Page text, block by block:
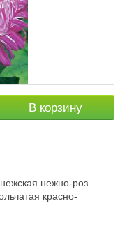
В корзину
нежно-роз.
красно-